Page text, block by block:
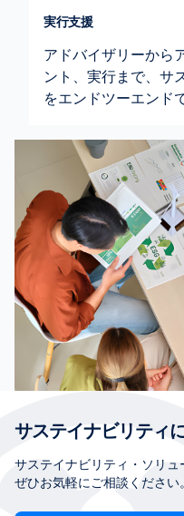
実行支援
アドバイザリーから
ント、実行まで、サ
をエンドツーエンド
サステイナビリティ
サステイナビリティ・ソリュ
ぜひお気軽にご相談ください。